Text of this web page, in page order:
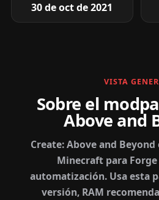
30 de oct de 2021
VISTA
Sobre el
Above and
Create: Above and
Minecraft para
automatización. Usa esta
versión, RAM